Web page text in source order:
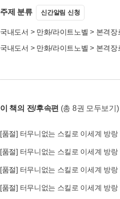
주제 분류 신간알림 신청
국내도서 > 만화/라이트노벨 > 본격장
국내도서 > 만화/라이트노벨 > 본격장
이 책의 전/후속편 (총 8권 모두보기)
[품절] 터무니없는 스킬로 이세계 방
[품절] 터무니없는 스킬로 이세계 방
[품절] 터무니없는 스킬로 이세계 방
[품절] 터무니없는 스킬로 이세계 방